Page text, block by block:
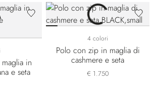
in
e seta
4 colori
Polo con zip in maglia di
cashmere e seta
€ 1.750